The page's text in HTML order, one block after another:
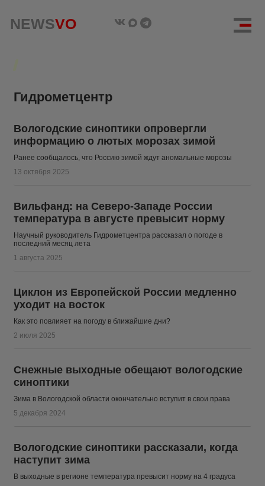
NEWSVO
NEWSVO
Гидрометцентр
Вологодские синоптики опровергли
информацию о лютых морозах зимой
Ранее сообщалось, что Россию зимой ждут аномальные морозы
13 октября 2025
Вильфанд: на Северо-Западе России
температура в августе превысит норму
Научный руководитель Гидрометцентра рассказал о погоде в
последний месяц лета
1 августа 2025
Циклон из Европейской России медленно
уходит на восток
Как это повлияет на погоду в ближайшие дни?
2 июля 2025
Снежные выходные обещают вологодские
синоптики
Зима в Вологодской области окончательно вступит в свои права
5 декабря 2024
Вологодские синоптики рассказали, когда
наступит зима
В выходные в регионе температура превысит норму на 4 градуса